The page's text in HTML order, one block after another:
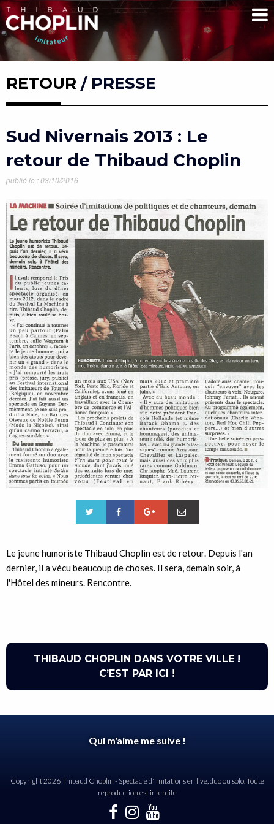
RETOUR / PRESSE
Sud Nivernais 2013 : Le
retour de Thibaud Choplin
publié le : 03/10/2016
Le jeune humoriste Thibaud Choplin est de retour. Depuis l'an
dernier, il a vécu beaucoup de choses. Il sera, demain soir, à
l'Hôtel des mineurs. Rencontre.
THIBAUD CHOPLIN DANS VOTRE VILLE !
C’EST PAR ICI !
Qui m'aime me suive !
Copyright 2026 Thibaud Choplin - Spectacle d'Imitations en live, duo ou solo. Toute
reproduction est interdite